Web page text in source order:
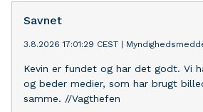
Savnet
3.8.2026 17:01:29 CEST
Kevin er fundet og har det godt. Vi
og beder medier, som har brugt
samme. //Vagthefen